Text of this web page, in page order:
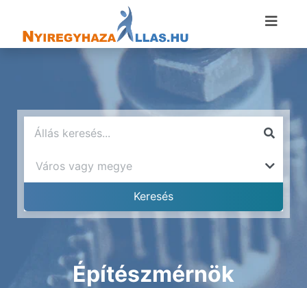
Építészmérnök